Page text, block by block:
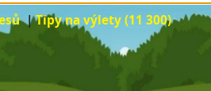
|Tipy na výlety (11 300)